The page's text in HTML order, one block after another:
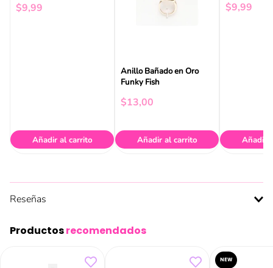
$9,99
Añadir al carrito
Anillo Bañado en Oro
Funky Fish
$13,00
Añadir al carrito
$9,99
Añadir
Reseñas
Productosrecomendados
NEW